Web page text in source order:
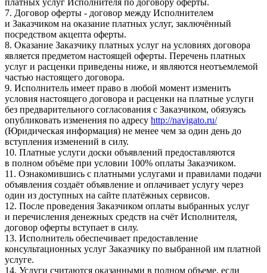
платных услуг Исполнителя по договору оферты.
7. Договор оферты - договор между Исполнителем
и Заказчиком на оказание платных услуг, заключённый
посредством акцепта оферты.
8. Оказание Заказчику платных услуг на условиях договора
является предметом настоящей оферты. Перечень платных
услуг и расценки приведены ниже, и являются неотъемлемой
частью настоящего договора.
9. Исполнитель имеет право в любой момент изменить
условия настоящего договора и расценки на платные услуги
без предварительного согласования с Заказчиком, обязуясь
опубликовать изменения по адресу http://navigato.ru/
(Юридическая информация) не менее чем за один день до
вступления изменений в силу.
10. Платные услуги доски объявлений предоставляются
в полном объёме при условии 100% оплаты Заказчиком.
11. Ознакомившись с платными услугами и правилами подачи
объявления создаёт объявление и оплачивает услугу через
один из доступных на сайте платёжных сервисов.
12. После проведения Заказчиком оплаты выбранных услуг
и перечисления денежных средств на счёт Исполнителя,
договор оферты вступает в силу.
13. Исполнитель обеспечивает предоставление
консультационных услуг Заказчику по выбранной им платной
услуге.
14. Услуги считаются оказанными в полном объеме, если